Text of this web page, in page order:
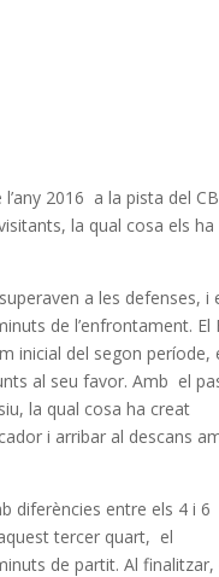
2016 a la pista del CB
la qual cosa els ha
a les defenses, i
de l’enfrontament. El
inicial del segon període,
al seu favor. Amb el
la qual cosa ha creat
i arribar al descans
diferències entre els 4 i 6
tercer quart, el
de partit. Al finalitzar,